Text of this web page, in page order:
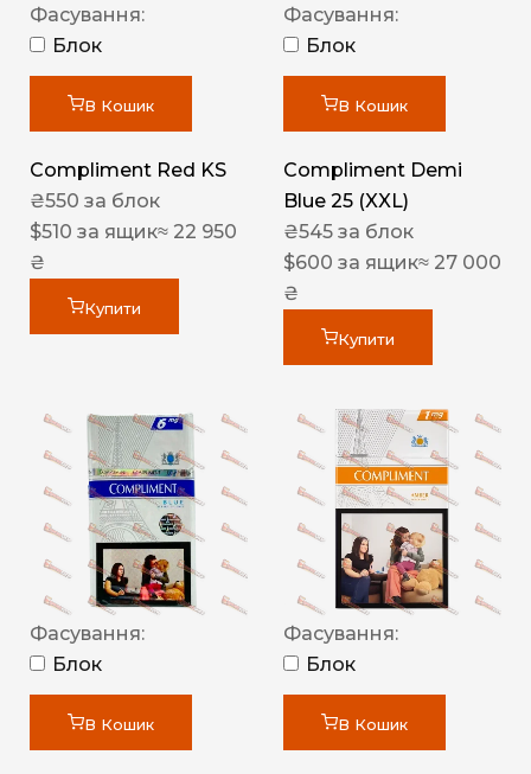
Фасування:
Блок
В Кошик
Compliment Red KS
₴550 за блок
$510 за ящик≈ 22 950
₴
Купити
Фасування:
Блок
В Кошик
Compliment Demi
Blue 25 (XXL)
₴545 за блок
$600 за ящик≈ 27 000
₴
Купити
Фасування:
Блок
В Кошик
Фасування:
Блок
В Кошик